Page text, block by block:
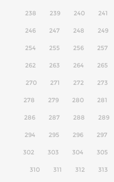
238 239 240 241
246 247 248 249
254 255 256 257
262 263 264 265
270 271 272 273
278 279 280 281
286 287 288 289
294 295 296 297
302 303 304 305
310 311 312 313